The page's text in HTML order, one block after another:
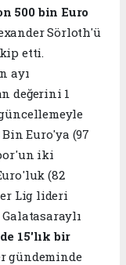
500 bin Euro
Sörloth'ü
etti.
ayı
değerini 1
Euro'ya (97
iki
(82
Lig lideri
15'lık bir
gündeminde